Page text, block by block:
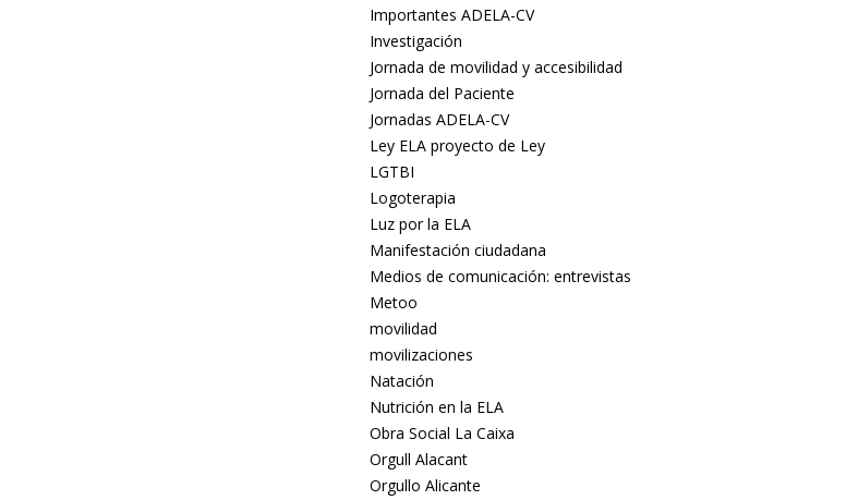
Importantes ADELA-CV
Investigación
Jornada de movilidad y accesibilidad
Jornada del Paciente
Jornadas ADELA-CV
Ley ELA proyecto de Ley
LGTBI
Logoterapia
Luz por la ELA
Manifestación ciudadana
Medios de comunicación: entrevistas
Metoo
movilidad
movilizaciones
Natación
Nutrición en la ELA
Obra Social La Caixa
Orgull Alacant
Orgullo Alicante